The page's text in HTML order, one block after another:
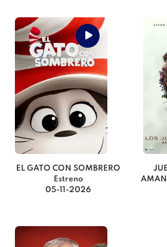
EL GATO CON SOMBRERO
Estreno
05-11-2026